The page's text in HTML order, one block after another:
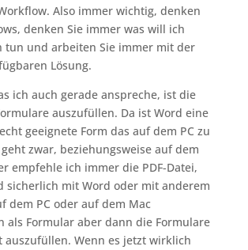
Also immer wichtig, denken
denken Sie immer was will ich
tun und arbeiten Sie immer mit der
Lösung.
ich auch gerade anspreche, ist die
auszufüllen. Da ist Word eine
geeignete Form das auf dem PC zu
zwar, beziehungsweise auf dem
empfehle ich immer die PDF-Datei,
sicherlich mit Word oder mit anderem
dem PC oder auf dem Mac
als Formular aber dann die Formulare
auszufüllen. Wenn es jetzt wirklich